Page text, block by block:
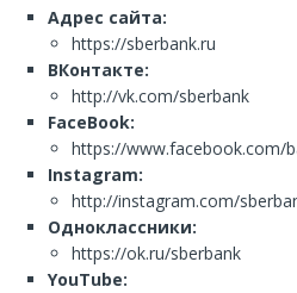
Адрес сайта:
https://sberbank.ru
ВКонтакте:
http://vk.com/sberbank
FaceBook:
https://www.facebook.com/
Instagram:
http://instagram.com/
Одноклассники:
https://ok.ru/sberbank
YouTube: